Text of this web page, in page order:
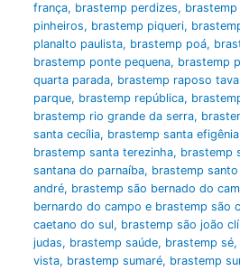
frança, brastemp perdizes, brastemp
pinheiros, brastemp piqueri,
planalto paulista, brastemp poá,
brastemp ponte pequena, brastemp
quarta parada, brastemp raposo
parque, brastemp república,
brastemp rio grande da serra,
santa cecília, brastemp santa efigênia
brastemp santa terezinha, brastemp
santana do parnaíba, brastemp santo
andré, brastemp são bernado do
bernardo do campo e brastemp são
caetano do sul, brastemp são joão
judas, brastemp saúde, brastemp sé,
vista, brastemp sumaré, brastemp